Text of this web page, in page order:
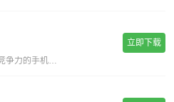
使命召唤ol是一款具有竞争力的手机射击游戏。您一定会感到现实，丰富您的游戏体验并完成各种战斗任务以获得丰厚的回报。逼真的惊人武器带来了开创性的战斗，同时遵循经典的世界观并添加了全新的游戏玩法，玩家可以感受到射击的最大乐趣，并且玩家可以更好地
立即下载